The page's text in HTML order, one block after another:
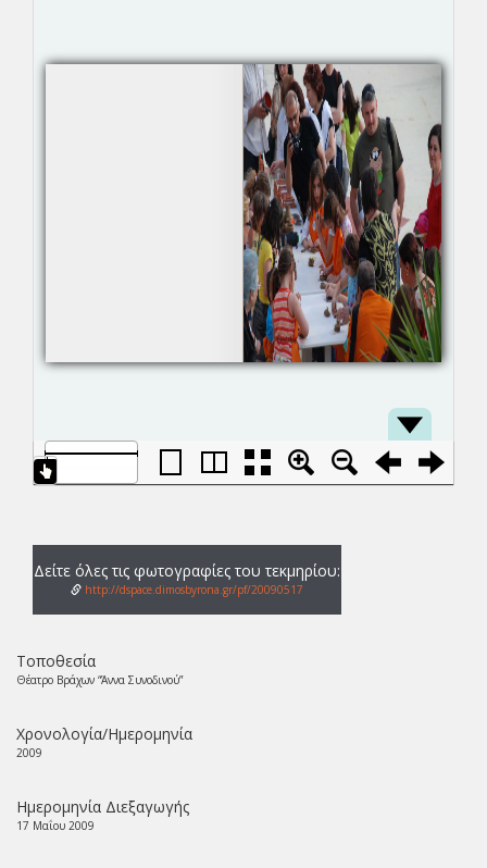
Δείτε όλες τις φωτογραφίες του τεκμηρίου:
http://dspace.dimosbyrona.gr/pf/20090517
Τοποθεσία
Θέατρο Βράχων “Άννα Συνοδινού”
Χρονολογία/Ημερομηνία
2009
Ημερομηνία Διεξαγωγής
17 Μαΐου 2009